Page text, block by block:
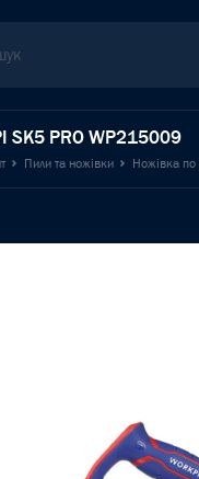
SK5 PRO WP215009
Пили та ножівки Ножівка